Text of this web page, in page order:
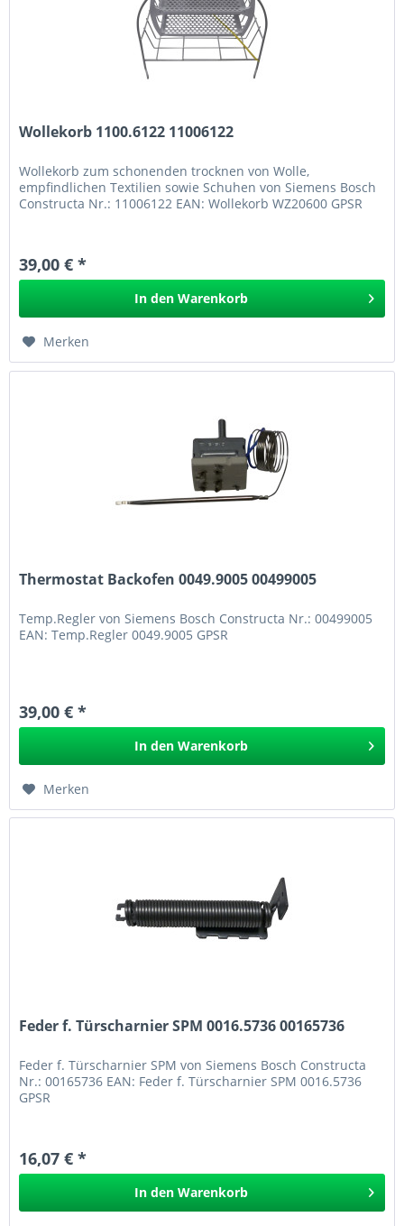
Wollekorb 1100.6122 11006122
Wollekorb zum schonenden trocknen von Wolle,
empfindlichen Textilien sowie Schuhen von Siemens Bosch
Constructa Nr.: 11006122 EAN: Wollekorb WZ20600 GPSR
39,00 € *
In den Warenkorb
Merken
Thermostat Backofen 0049.9005 00499005
Temp.Regler von Siemens Bosch Constructa Nr.: 00499005
EAN: Temp.Regler 0049.9005 GPSR
39,00 € *
In den Warenkorb
Merken
Feder f. Türscharnier SPM 0016.5736 00165736
Feder f. Türscharnier SPM von Siemens Bosch Constructa
Nr.: 00165736 EAN: Feder f. Türscharnier SPM 0016.5736
GPSR
16,07 € *
In den Warenkorb